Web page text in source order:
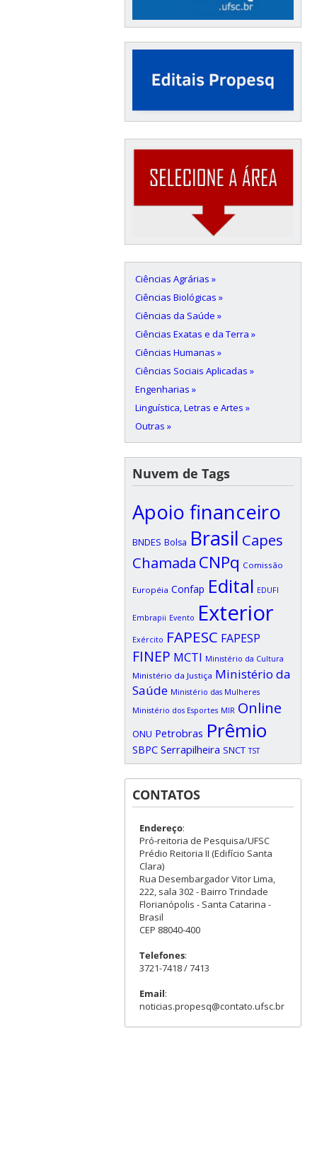
Ciências Agrárias »
Ciências Biológicas »
Ciências da Saúde »
Ciências Exatas e da Terra »
Ciências Humanas »
Ciências Sociais Aplicadas »
Engenharias »
Linguística, Letras e Artes »
Outras »
Nuvem de Tags
Apoio financeiro
BNDES Bolsa Brasil Capes
Chamada CNPq Comissão
Européia Confap Edital EDUFI
Embrapii Evento Exterior
Exército FAPESC FAPESP
FINEP MCTI Ministério da Cultura
Ministério da Justiça Ministério da
Saúde Ministério das Mulheres
Ministério dos Esportes MIR Online
ONU Petrobras Prêmio
SBPC Serrapilheira SNCT TST
CONTATOS
Endereço:
Pró-reitoria de Pesquisa/UFSC
Prédio Reitoria II (Edifício Santa
Clara)
Rua Desembargador Vitor Lima,
222, sala 302 - Bairro Trindade
Florianópolis - Santa Catarina -
Brasil
CEP 88040-400
Telefones:
3721-7418 / 7413
Email:
noticias.propesq@contato.ufsc.br